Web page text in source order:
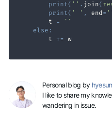
print( '' . join(
print( ' ' , end =
        t
=
''
else :
        t
+=
Personal blog by
I like to share my
wandering in issue.